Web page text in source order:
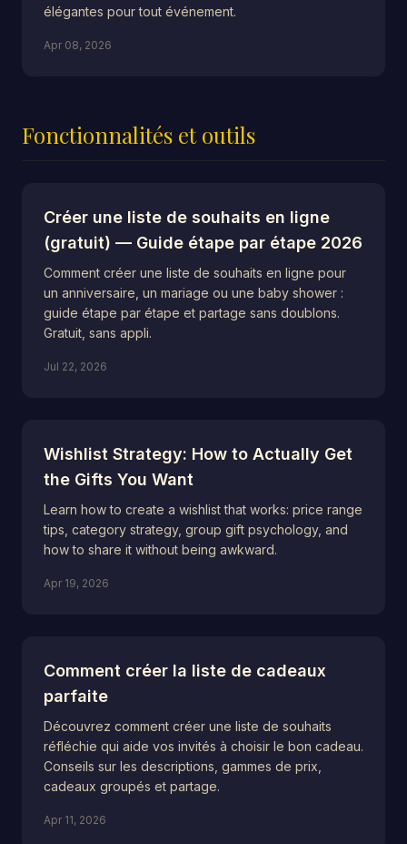
élégantes pour tout événement.
Apr 08, 2026
Fonctionnalités et outils
Créer une liste de souhaits en ligne
(gratuit) — Guide étape par étape 2026
Comment créer une liste de souhaits en ligne pour
un anniversaire, un mariage ou une baby shower :
guide étape par étape et partage sans doublons.
Gratuit, sans appli.
Jul 22, 2026
Wishlist Strategy: How to Actually Get
the Gifts You Want
Learn how to create a wishlist that works: price range
tips, category strategy, group gift psychology, and
how to share it without being awkward.
Apr 19, 2026
Comment créer la liste de cadeaux
parfaite
Découvrez comment créer une liste de souhaits
réfléchie qui aide vos invités à choisir le bon cadeau.
Conseils sur les descriptions, gammes de prix,
cadeaux groupés et partage.
Apr 11, 2026